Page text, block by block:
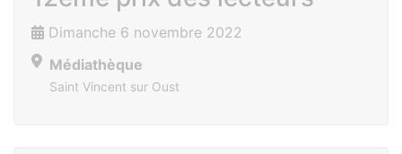
Dimanche 6 novembre 2022
Médiathèque
Saint Vincent sur Oust